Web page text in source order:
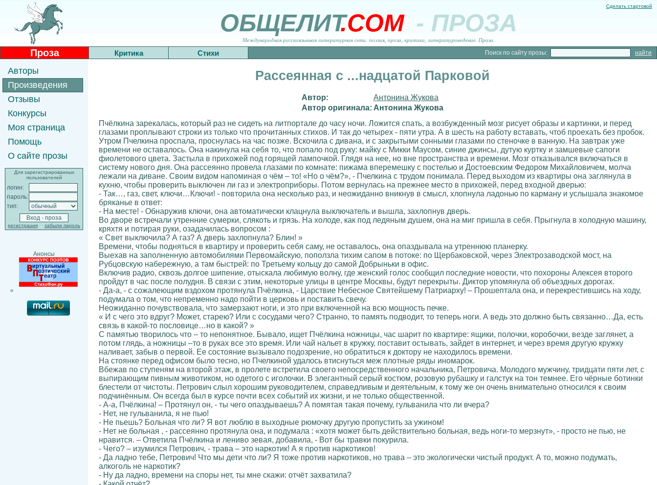
Сделать стартовой
ОБЩЕЛИТ.COM - ПРОЗА
Международная русскоязычная литературная сеть: поэзия, проза, критика, литературоведение. Проза.
Проза Критика Стихи Поиск по сайту прозы:
Авторы
Произведения
Отзывы
Конкурсы
Моя страница
Помощь
О сайте прозы
Для зарегистрированных
пользователей
логин:
пароль:
тип:
регистрация забыли пароль
Анонсы
Рассеянная с ...надцатой Парковой
Автор:
Антонина Жукова
Автор оригинала: Антонина Жукова
Пчёлкина зарекалась, который раз не сидеть на литпортале до часу ночи. Ложится спать, а возбужденный мозг рисует образы и картинки, и перед
глазами проплывают строки из только что прочитанных стихов. И так до четырех - пяти утра. А в шесть на работу вставать, чтоб проехать без пробок.
Утром Пчелкина проспала, проснулась на час позже. Вскочила с дивана, и с закрытыми сонными глазами по стеночке в ванную. На завтрак уже
времени не оставалось. Она накинула на себя то, что попало под руку: майку с Микки Маусом, синие джинсы, дутую куртку и замшевые сапоги
фиолетового цвета. Застыла в прихожей под горящей лампочкой. Глядя на нее, но вне пространства и времени. Мозг отказывался включаться в
систему нового дня. Она рассеянно провела глазами по комнате: пижама вперемешку с постелью и Достоевским Федором Михайловичем, молча
лежали на диване. Своим видом напоминая о чём – то! «Но о чём?», - Пчелкина с трудом понимала. Перед выходом из квартиры она заглянула в
кухню, чтобы проверить выключен ли газ и электроприборы. Потом вернулась на прежнее место в прихожей, перед входной дверью:
- Так…, газ, свет, ключи…Ключи! - повторила она несколько раз, и неожиданно вникнув в смысл, хлопнула ладонью по карману и услышала знакомое
бряканье в ответ:
- На месте! - Обнаружив ключи, она автоматически клацнула выключатель и вышла, захлопнув дверь.
Во дворе встречали утренние сумерки, слякоть и грязь. На холоде, как под ледяным душем, она на миг пришла в себя. Прыгнула в холодную машину,
кряхтя и потирая руки, озадачилась вопросом :
« Свет выключила? А газ? А дверь захлопнула? Блин! »
Времени, чтобы подняться в квартиру и проверить себя саму, не оставалось, она опаздывала на утреннюю планерку.
Выехав на заполненную автомобилями Первомайскую, поползла тихим сапом в потоке: по Щербаковской, через Электрозаводской мост, на
Рубцовскую набережную, а там быстрей: по Третьему кольцу до самой Добрыньки в офис.
Включив радио, сквозь долгое шипение, отыскала любимую волну, где женский голос сообщил последние новости, что похороны Алексея второго
пройдут в час после полудня. В связи с этим, некоторые улицы в центре Москвы, будут перекрыты. Диктор упомянула об объездных дорогах.
- Да-а, - с сожалеющим вздохом протянула Пчёлкина, - Царствие Небесное Святейшему Патриарху! – Прошептала она, и перекрестившись на ходу,
подумала о том, что непременно надо пойти в церковь и поставить свечу.
Неожиданно почувствовала, что замерзают ноги, и это при включенной на всю мощность печке.
« И с чего это вдруг? Может, старею? Или с сосудами чего? Странно, то память подводит, то теперь ноги. А ведь это должно быть связанно…Да, есть
связь в какой-то пословице…но в какой? »
С памятью творилось что – то непонятное. Бывало, ищет Пчёлкина ножницы, час шарит по квартире: ящики, полочки, коробочки, везде заглянет, а
потом глядь, а ножницы –то в руках все это время. Или чай нальет в кружку, поставит остывать, зайдет в интернет, и через время другую кружку
наливает, забыв о первой. Ее состояние вызывало подозрение, но обратиться к доктору не находилось времени.
На стоянке перед офисом было тесно, но Пчелкиной удалось втиснуться меж плотные ряды иномарок.
Вбежав по ступеням на второй этаж, в пролете встретила своего непосредственного начальника, Петровича. Молодого мужчину, тридцати пяти лет, с
выпирающим пивным животиком, но одетого с иголочки. В элегантный серый костюм, розовую рубашку и галстук на тон темнее. Его чёрные ботинки
блестели от чистоты. Петрович слыл хорошим руководителем, справедливым и деятельным, к тому же он очень внимательно относился к своим
подчинённым. Он всегда был в курсе почти всех событий их жизни, и не только общественной.
- А-а, Пчёлкина! – Протянул он, - ты чего опаздываешь? А помятая такая почему, гульванила что ли вчера?
- Нет, не гульванила, я не пью!
- Не пьешь? Больная что ли? Я вот люблю в выходные рюмочку другую пропустить за ужином!
- Нет не больная , - рассеянно протянула она, и подумала : «хотя может быть действительно больная, ведь ноги-то мерзнут», - просто не пью, не
нравится. – Ответила Пчёлкина и лениво зевая, добавила, - Вот бы травки покурила.
- Чего? – изумился Петрович, - трава – это наркотик! А я против наркотиков!
- Да ладно тебе, Петрович! Что мы дети что ли? Я тоже против наркотиков, но трава – это экологически чистый продукт. А то, можно подумать,
алкоголь не наркотик?
- Ну да ладно, времени на споры нет, ты мне скажи: отчёт захватила?